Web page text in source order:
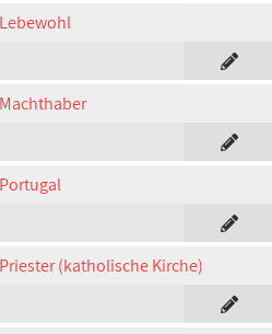
(katholische Kirche)